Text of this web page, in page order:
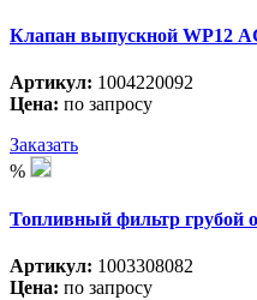
Клапан выпускной WP12
Артикул: 1004220092
Цена: по запросу
Заказать
%
Топливный фильтр грубой
Артикул: 1003308082
Цена: по запросу